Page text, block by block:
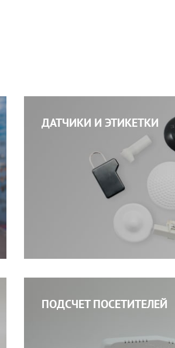
ДАТЧИКИ И ЭТИКЕТКИ
ПОДСЧЕТ ПОСЕТИТЕЛЕЙ